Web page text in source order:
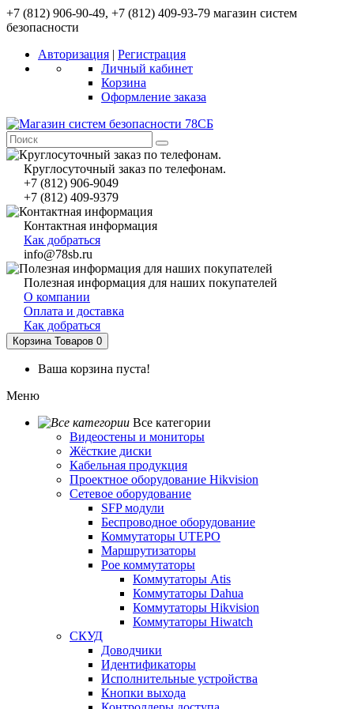
+7 (812) 906-90-49, +7 (812) 409-93-79 магазин систем
безопасности
Авторизация | Регистрация
Личный кабинет
Корзина
Оформление заказа
Круглосуточный заказ по телефонам.
+7 (812) 906-9049
+7 (812) 409-9379
Контактная информация
Как добраться
info@78sb.ru
Полезная информация для наших покупателей
О компании
Оплата и доставка
Как добраться
Корзина Товаров 0
Ваша корзина пуста!
Меню
Все категории
Видеостены и мониторы
Жёсткие диски
Кабельная продукция
Проектное оборудование Hikvision
Сетевое оборудование
SFP модули
Беспроводное оборудование
Коммутаторы UTEPO
Маршрутизаторы
Poe коммутаторы
Коммутаторы Atis
Коммутаторы Dahua
Коммутаторы Hikvision
Коммутаторы Hiwatch
СКУД
Доводчики
Идентификаторы
Исполнительные устройства
Кнопки выхода